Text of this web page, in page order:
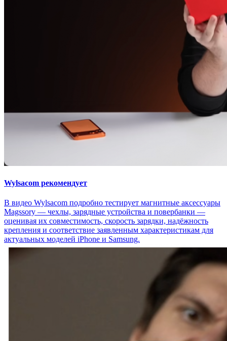
Wylsacom рекомендует
В видео Wylsacom подробно тестирует магнитные аксессуары
Magssory — чехлы, зарядные устройства и повербанки —
оценивая их совместимость, скорость зарядки, надёжность
крепления и соответствие заявленным характеристикам для
актуальных моделей iPhone и Samsung.